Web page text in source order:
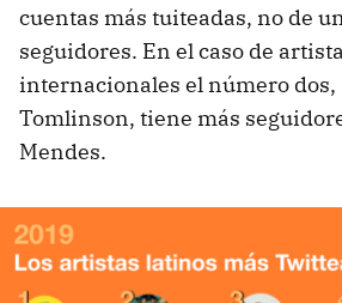
cuentas más tuiteadas, no de
seguidores. En el caso de
internacionales el número dos,
Tomlinson, tiene más
Mendes.